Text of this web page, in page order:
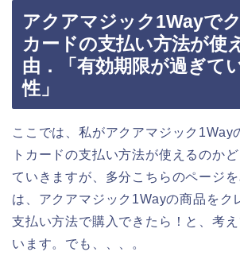
アクアマジック1Wayで
カードの支払い方法が使
由．「有効期限が過ぎて
性」
ここでは、私がアクアマジック1Way
トカードの支払い方法が使えるのか
ていきますが、多分こちらのページ
は、アクアマジック1Wayの商品をク
支払い方法で購入できたら！と、考
います。でも、、、。